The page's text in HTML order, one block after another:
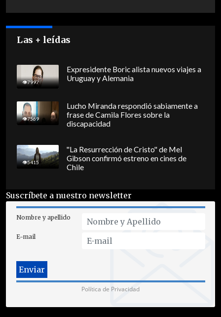
Las + leídas
7997
Expresidente Boric alista nuevos viajes a
Uruguay y Alemania
7569
Lucho Miranda respondió sabiamente a
frase de Camila Flores sobre la
discapacidad
5415
"La Resurrección de Cristo" de Mel
Gibson confirmó estreno en cines de
Chile
Suscríbete a nuestro newsletter
Nombre y apellido
E-mail
Política de Privacidad